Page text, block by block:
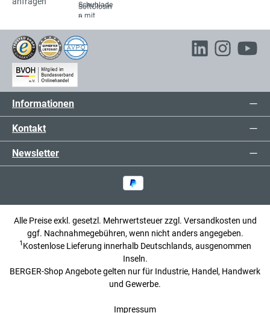
Informationen
Kontakt
Newsletter
Alle Preise exkl. gesetzl. Mehrwertsteuer zzgl. Versandkosten und
ggf. Nachnahmegebühren, wenn nicht anders angegeben.
1 Kostenlose Lieferung innerhalb Deutschlands, ausgenommen
Inseln.
BERGER-Shop Angebote gelten nur für Industrie, Handel, Handwerk
und Gewerbe.
Impressum